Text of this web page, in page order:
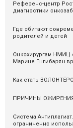
Референс-центр
диагностики
Где обитают
родителей и детей
Онкохирургам НМИЦ
Марине Енгибарян
Как стать
ПРИЧИНЫ
Система
ограниченно